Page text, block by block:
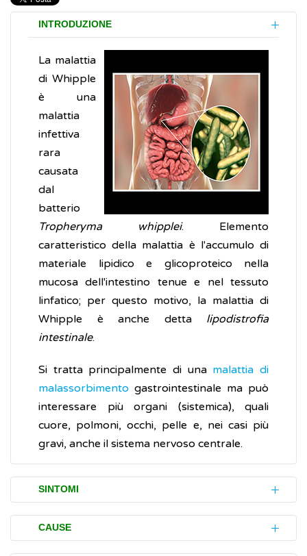
INTRODUZIONE
La malattia
di Whipple
è una
malattia
infettiva
rara
causata
dal
batterio
Tropheryma whipplei. Elemento
caratteristico della malattia è l'accumulo di
materiale lipidico e glicoproteico nella
mucosa dell'intestino tenue e nel tessuto
linfatico; per questo motivo, la malattia di
Whipple è anche detta lipodistrofia
intestinale.
Si tratta principalmente di una malattia di
malassorbimento gastrointestinale ma può
interessare più organi (sistemica), quali
cuore, polmoni, occhi, pelle e, nei casi più
gravi, anche il sistema nervoso centrale.
SINTOMI
Le manifestazioni cliniche della malattia di
Whipple sono piuttosto variabili. La maggior
CAUSE